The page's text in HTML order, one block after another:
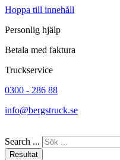
Hoppa till innehåll
Personlig hjälp
Betala med faktura
Truckservice
0300 - 286 88
info@bergstruck.se
Search ...
Resultat